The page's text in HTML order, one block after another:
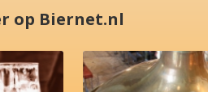
op Biernet.nl